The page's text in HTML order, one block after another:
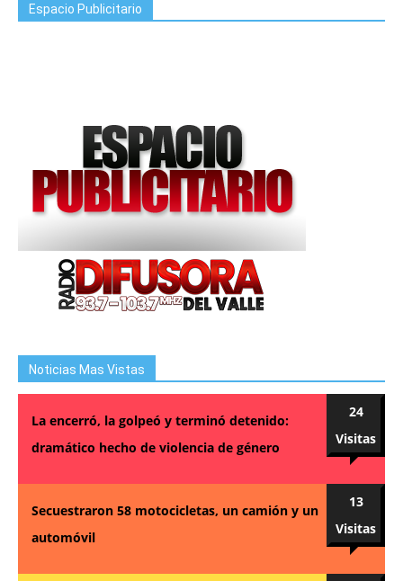
Espacio Publicitario
Noticias Mas Vistas
La encerró, la golpeó y terminó detenido:
dramático hecho de violencia de género
24
Visitas
Secuestraron 58 motocicletas, un camión y un
automóvil
13
Visitas